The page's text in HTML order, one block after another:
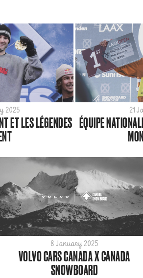
2025
ET LES LÉGENDES
21
ÉQUIPE
8 January 2025
VOLVO CARS CANADA X CANADA
SNOWBOARD